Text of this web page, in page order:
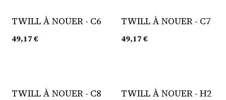
TWILL À NOUER - C6
49,17€
TWILL À NOUER - C7
49,17€
TWILL À NOUER - C8 TWILL À NOUER - H2